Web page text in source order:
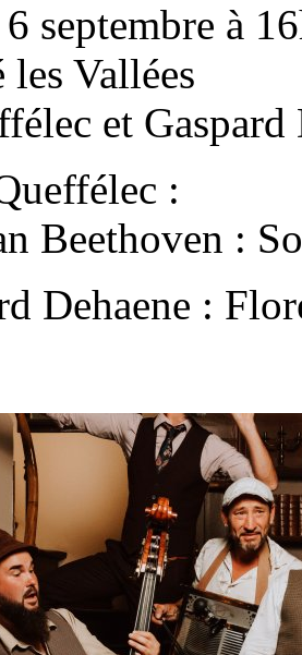
septembre à
les Vallées
et Gaspard
:
Beethoven :
Dehaene :